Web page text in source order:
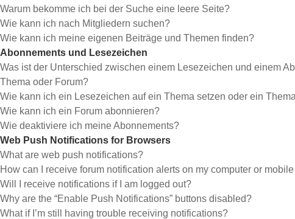
Warum bekomme ich bei der Suche eine leere Seite?
Wie kann ich nach Mitgliedern suchen?
Wie kann ich meine eigenen Beiträge und Themen finden?
Abonnements und Lesezeichen
Was ist der Unterschied zwischen einem Lesezeichen und einem
Thema oder Forum?
Wie kann ich ein Lesezeichen auf ein Thema setzen oder ein
Wie kann ich ein Forum abonnieren?
Wie deaktiviere ich meine Abonnements?
Web Push Notifications for Browsers
What are web push notifications?
How can I receive forum notification alerts on my computer or
Will I receive notifications if I am logged out?
Why are the “Enable Push Notifications” buttons disabled?
What if I’m still having trouble receiving notifications?